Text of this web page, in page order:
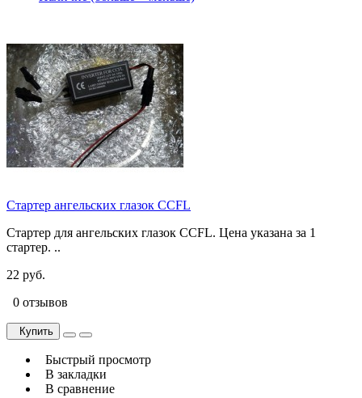
Стартер ангельских глазок CCFL
Стартер для ангельских глазок CCFL. Цена указана за 1
стартер. ..
22 руб.
0 отзывов
Купить
Быстрый просмотр
В закладки
В сравнение